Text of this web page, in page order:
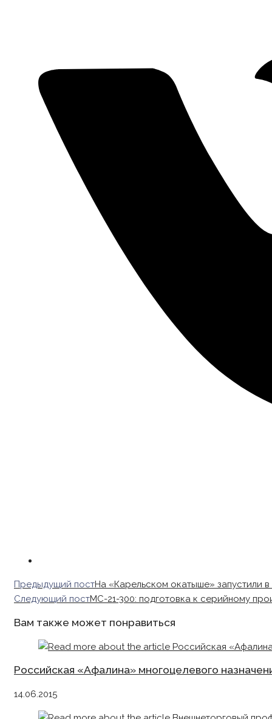
Read
more
Предыдущий постНа «Карельском окатыше» запустили
Следующий постМС-21-300: подготовка к серийному
Вам также может понравиться
Российская «Афалина» многоцелевого
14.06.2015